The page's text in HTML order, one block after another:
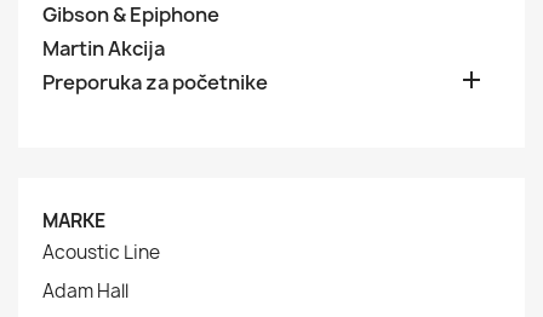
Gibson & Epiphone
Martin Akcija
Preporuka za početnike

MARKE
Acoustic Line
Adam Hall